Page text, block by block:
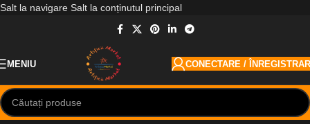
Salt la navigare Salt la conținutul principal
MENIU CONECTARE /